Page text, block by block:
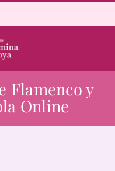
Flamenco y
Online